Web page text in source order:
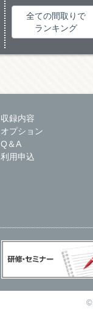
全ての間取りで
ランキング
収録内容
オプション
Q＆A
利用申込
©